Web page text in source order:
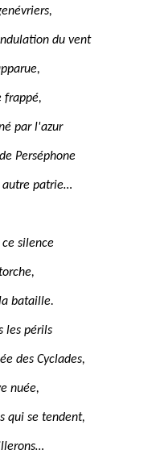
du vent
frappé,
par l'azur
Perséphone
autre patrie…
silence
bataille.
les périls
des Cyclades,
nuée,
qui se tendent,